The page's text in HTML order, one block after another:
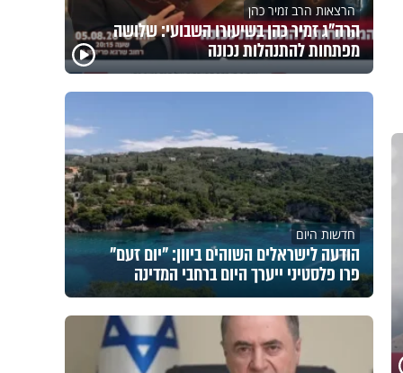
הרצאות הרב זמיר כהן
הרה"ג זמיר כהן בשיעורו השבועי: שלושה
מפתחות להתנהלות נכונה
חדשות היום
הודעה לישראלים השוהים ביוון: "יום זעם"
פרו פלסטיני ייערך היום ברחבי המדינה